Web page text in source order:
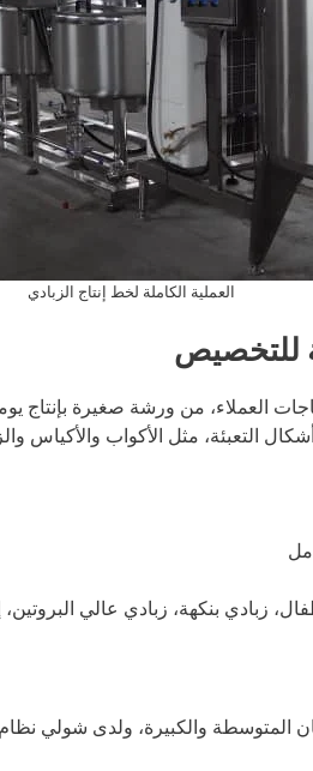
العملية الكاملة لخط إنتاج الزبادي
للتخصيص
زبادي بنكهة، زبادي عالي البروتين،
المتوسطة والكبيرة، ولدى شولي